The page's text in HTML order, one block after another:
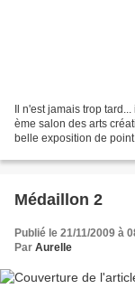
Il n'est jamais trop
ème salon des arts
belle exposition de
Médaillon 2
Publié le 21/11/2009 à
Par Aurelle